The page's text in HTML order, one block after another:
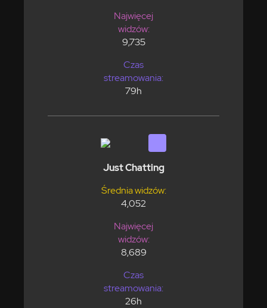
Najwięcej
widzów:
9,735
Czas
streamowania:
79h
Just Chatting
Średnia widzów:
4,052
Najwięcej
widzów:
8,689
Czas
streamowania:
26h